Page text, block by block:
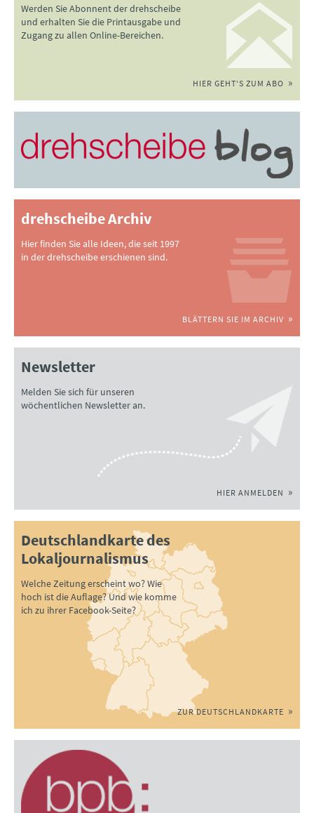
Werden Sie Abonnent der drehscheibe
und erhalten Sie die Printausgabe und
Zugang zu allen Online-Bereichen.
HIER GEHT'S ZUM ABO
drehscheibe Archiv
Hier finden Sie alle Ideen, die seit 1997
in der drehscheibe erschienen sind.
BLÄTTERN SIE IM ARCHIV
Newsletter
Melden Sie sich für unseren
wöchentlichen Newsletter an.
HIER ANMELDEN
Deutschlandkarte des
Lokaljournalismus
Welche Zeitung erscheint wo? Wie
hoch ist die Auflage? Und wie komme
ich zu ihrer Facebook-Seite?
ZUR DEUTSCHLANDKARTE